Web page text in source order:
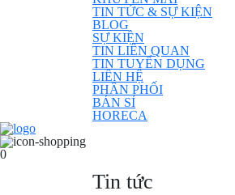
TIN TỨC & SỰ KIỆN
BLOG
SỰ KIỆN
TIN LIÊN QUAN
TIN TUYỂN DỤNG
LIÊN HỆ
PHÂN PHỐI
BÁN SỈ
HORECA
0
Tin tức